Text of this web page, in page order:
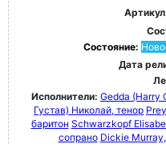
Состояние:
Дата
Исполнители: Gedda (Harry
Густав) Николай, тенор
баритон Schwarzkopf
сопрано Dickie